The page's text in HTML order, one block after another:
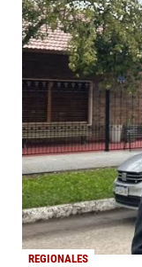
REGIONALES